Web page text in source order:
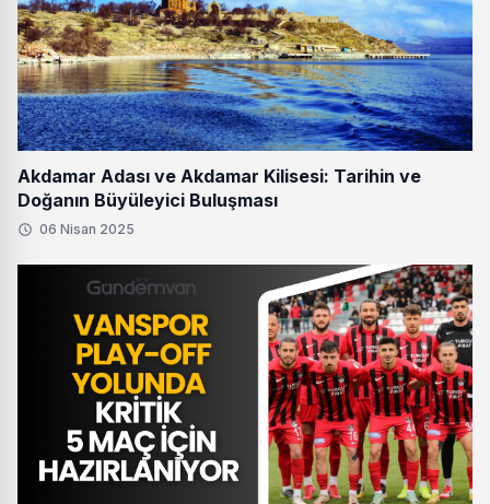
Akdamar Adası ve Akdamar Kilisesi: Tarihin ve
Doğanın Büyüleyici Buluşması
06 Nisan 2025